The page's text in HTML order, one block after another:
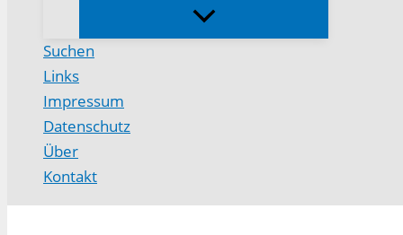
Suchen
Links
Impressum
Datenschutz
Über
Kontakt